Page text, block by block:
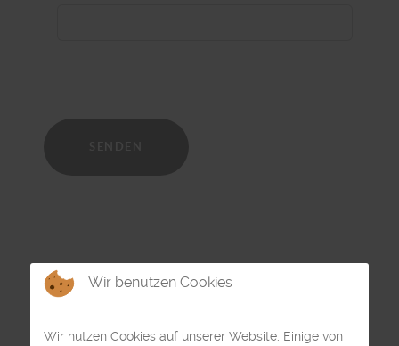
Wir benutzen Cookies
Wir nutzen Cookies auf unserer Website. Einige von